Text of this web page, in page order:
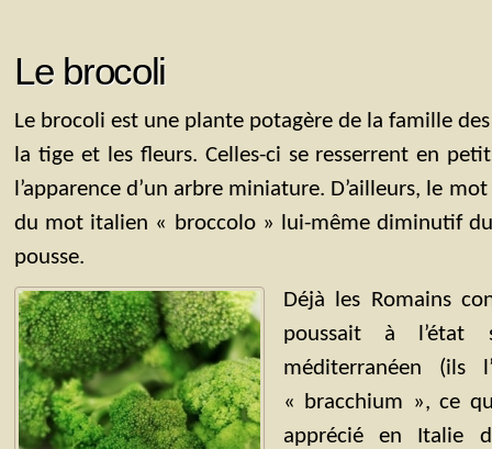
Le brocoli
Le brocoli est une plante potagère de la famille
la tige et les fleurs. Celles-ci se resserrent en
l’apparence d’un arbre miniature. D’ailleurs, le
du mot italien « broccolo » lui-même diminutif
pousse.
Déjà les Romains
poussait à l’état
méditerranéen (ils
« bracchium », ce
apprécié en Italie